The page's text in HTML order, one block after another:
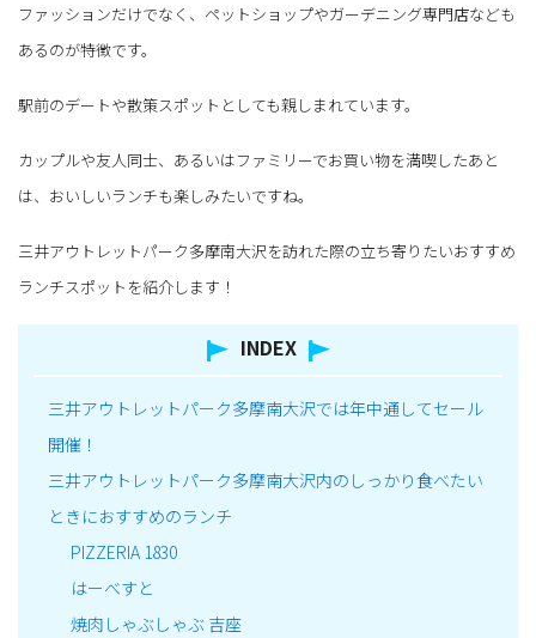
ファッションだけでなく、ペットショップやガーデニング専門店なども
あるのが特徴です。
駅前のデートや散策スポットとしても親しまれています。
カップルや友人同士、あるいはファミリーでお買い物を満喫したあと
は、おいしいランチも楽しみたいですね。
三井アウトレットパーク多摩南大沢を訪れた際の立ち寄りたいおすすめ
ランチスポットを紹介します！
INDEX
三井アウトレットパーク多摩南大沢では年中通してセール
開催！
三井アウトレットパーク多摩南大沢内のしっかり食べたい
ときにおすすめのランチ
PIZZERIA 1830
はーべすと
焼肉しゃぶしゃぶ 吉座